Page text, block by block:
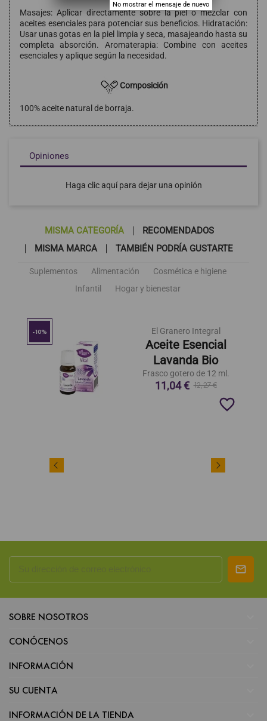
Masajes: Aplicar directamente sobre la piel o mezclar con
aceites esenciales para potenciar sus beneficios. Hidratación:
Usar unas gotas en la piel limpia y seca, masajeando hasta su
completa absorción. Aromaterapia: Combine con aceites
esenciales y aplique según la necesidad.
Composición
100% aceite natural de borraja.
Opiniones
Haga clic aquí para dejar una opinión
MISMA CATEGORÍA
RECOMENDADOS
MISMA MARCA
TAMBIÉN PODRÍA GUSTARTE
Suplementos Alimentación
Cosmética e higiene
Infantil
Hogar y bienestar
-10% El Granero Integral
Aceite Esencial
Lavanda Bio
Frasco gotero de 12 ml.
11,04 € 12,27 €
favorite_border
SOBRE NOSOTROS
CONÓCENOS
INFORMACIÓN
SU CUENTA
INFORMACIÓN DE LA TIENDA
No mostrar el mensaje de nuevo